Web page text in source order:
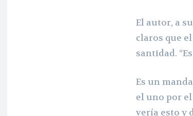
El autor, a
claros que
santidad.
Es un
el uno por el
vería esto y